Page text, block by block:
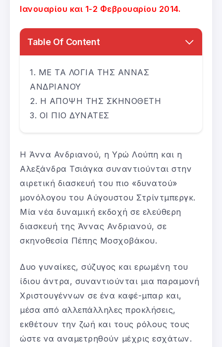
Ιανουαρίου και 1-2 Φεβρουαρίου 2014.
Table Of Content
ΜΕ ΤΑ ΛΟΓΙΑ ΤΗΣ ΑΝΝΑΣ
ΑΝΔΡΙΑΝΟΥ
Η ΑΠΟΨΗ ΤΗΣ ΣΚΗΝΟΘΕΤΗ
ΟΙ ΠΙΟ ΔΥΝΑΤΕΣ
Η Άννα Ανδριανού, η Υρώ Λούπη και η
Αλεξάνδρα Τσιάγκα συναντιούνται στην
αιρετική διασκευή του πιο «δυνατού»
μονόλογου του Αύγουστου Στρίντμπεργκ.
Μία νέα δυναμική εκδοχή σε ελεύθερη
διασκευή της Άννας Ανδριανού, σε
σκηνοθεσία Πέπης Μοσχοβάκου.
Δυο γυναίκες, σύζυγος και ερωμένη του
ίδιου άντρα, συναντιούνται μια παραμονή
Χριστουγέννων σε ένα καφέ-μπαρ και,
μέσα από αλλεπάλληλες προκλήσεις,
εκθέτουν την ζωή και τους ρόλους τους
ώστε να αναμετρηθούν μέχρις εσχάτων.